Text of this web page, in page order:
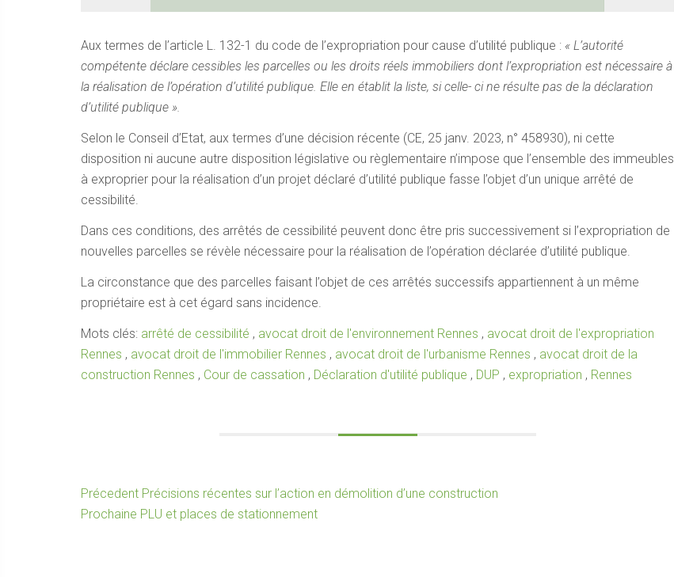
Aux termes de l’article L. 132-1 du code de l’expropriation pour cause d’utilité publique : « L’autorité
compétente déclare cessibles les parcelles ou les droits réels immobiliers dont l’expropriation est nécessaire à
la réalisation de l’opération d’utilité publique. Elle en établit la liste, si celle- ci ne résulte pas de la déclaration
d’utilité publique ».
Selon le Conseil d’Etat, aux termes d’une décision récente (CE, 25 janv. 2023, n° 458930), ni cette
disposition ni aucune autre disposition législative ou règlementaire n’impose que l’ensemble des immeubles
à exproprier pour la réalisation d’un projet déclaré d’utilité publique fasse l’objet d’un unique arrêté de
cessibilité.
Dans ces conditions, des arrêtés de cessibilité peuvent donc être pris successivement si l’expropriation de
nouvelles parcelles se révèle nécessaire pour la réalisation de l’opération déclarée d’utilité publique.
La circonstance que des parcelles faisant l’objet de ces arrêtés successifs appartiennent à un même
propriétaire est à cet égard sans incidence.
Mots clés: arrêté de cessibilité , avocat droit de l'environnement Rennes , avocat droit de l'expropriation
Rennes , avocat droit de l'immobilier Rennes , avocat droit de l'urbanisme Rennes , avocat droit de la
construction Rennes , Cour de cassation , Déclaration d'utilité publique , DUP , expropriation , Rennes
Navigation
de
Précedent Article
précédent :
Précisions récentes sur l’action en démolition d’une construction
Prochaine Article
PLU et places de stationnement